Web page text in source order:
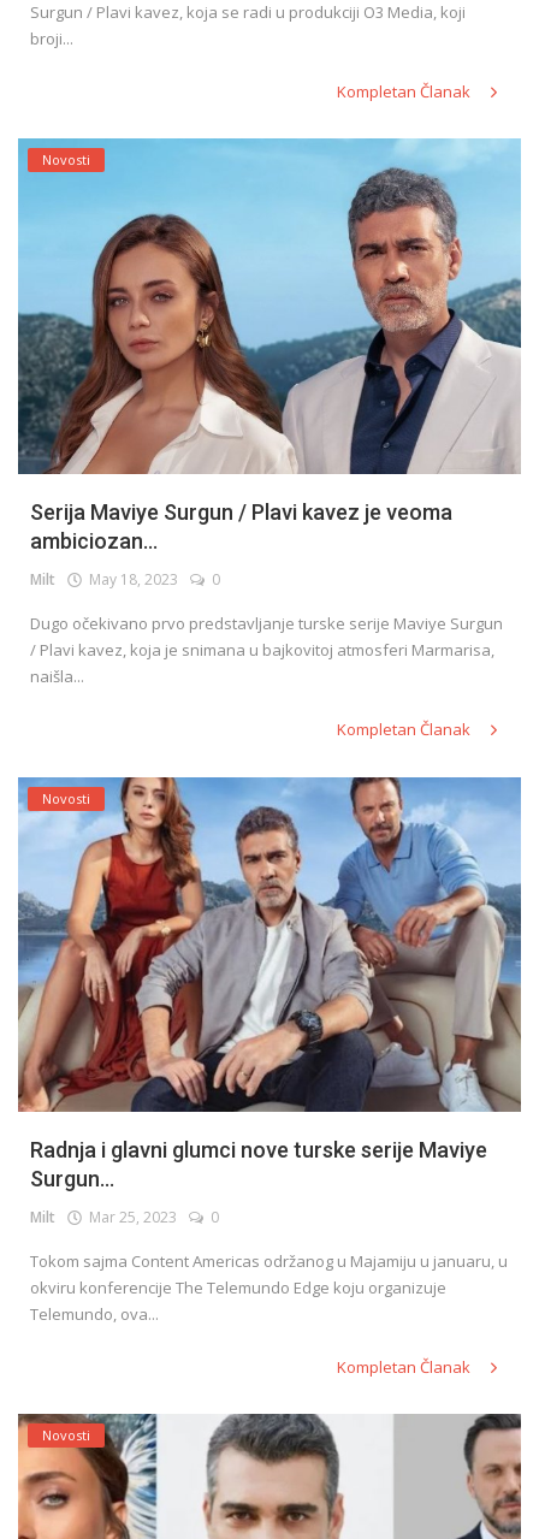
Surgun / Plavi kavez, koja se radi u produkciji O3 Media, koji
broji...
Kompletan Članak
Novosti
Serija Maviye Surgun / Plavi kavez je veoma
ambiciozan...
Milt May 18, 2023 0
Dugo očekivano prvo predstavljanje turske serije Maviye Surgun
/ Plavi kavez, koja je snimana u bajkovitoj atmosferi Marmarisa,
naišla...
Kompletan Članak
Novosti
Radnja i glavni glumci nove turske serije Maviye
Surgun...
Milt Mar 25, 2023 0
Tokom sajma Content Americas održanog u Majamiju u januaru, u
okviru konferencije The Telemundo Edge koju organizuje
Telemundo, ova...
Kompletan Članak
Novosti